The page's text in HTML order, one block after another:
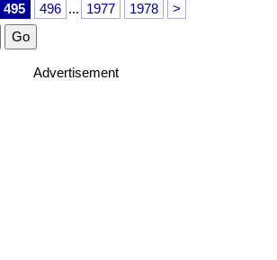
495 496 ... 1977 1978
>
Advertisement